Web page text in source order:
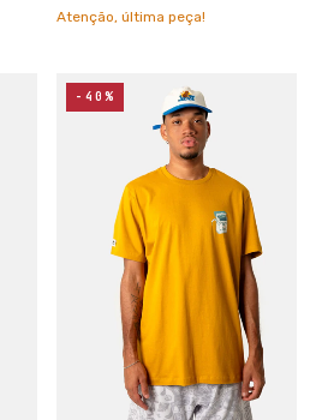
Atenção, última peça!
-40%